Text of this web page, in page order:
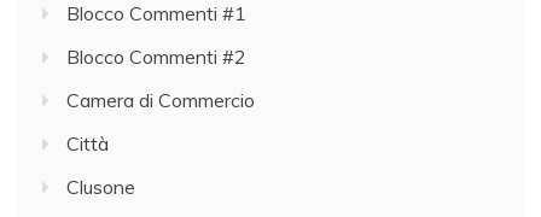
Blocco Commenti #1
Blocco Commenti #2
Camera di Commercio
Città
Clusone